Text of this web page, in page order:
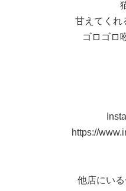
甘えてくれ
ゴロゴロ
https://
他店にい